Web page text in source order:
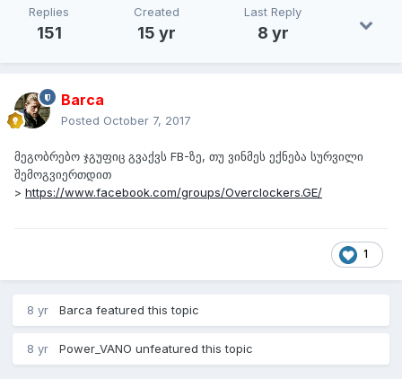
Replies
151
Created
15 yr
Last Reply
8 yr
Barca
Posted October 7, 2017
მეგობრებო ჯგუფიც გვაქვს FB-ზე, თუ ვინმეს ექნება სურვილი
შემოგვიერთდით
> https://www.facebook.com/groups/Overclockers.GE/
1
8 yr Barca featured this topic
8 yr Power_VANO unfeatured this topic